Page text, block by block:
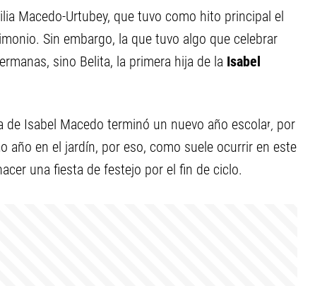
Macedo-Urtubey, que tuvo como hito principal el
Sin embargo, la que tuvo algo que celebrar
sino Belita, la primera hija de la Isabel
de Isabel Macedo terminó un nuevo año escolar, por
año en el jardín, por eso, como suele ocurrir en este
una fiesta de festejo por el fin de ciclo.